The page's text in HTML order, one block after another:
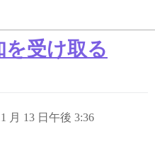
受け取る
月 13 日午後 3:36